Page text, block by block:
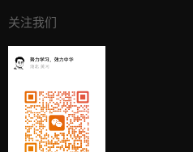
关注我们